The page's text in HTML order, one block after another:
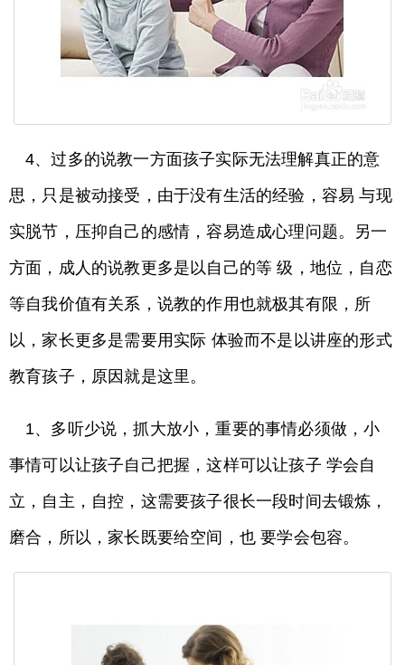
4、过多的说教一方面孩子实际无法理解真正的意
思，只是被动接受，由于没有生活的经验，容易 与现
实脱节，压抑自己的感情，容易造成心理问题。另一
方面，成人的说教更多是以自己的等 级，地位，自恋
等自我价值有关系，说教的作用也就极其有限，所
以，家长更多是需要用实际 体验而不是以讲座的形式
教育孩子，原因就是这里。
1、多听少说，抓大放小，重要的事情必须做，小
事情可以让孩子自己把握，这样可以让孩子 学会自
立，自主，自控，这需要孩子很长一段时间去锻炼，
磨合，所以，家长既要给空间，也 要学会包容。